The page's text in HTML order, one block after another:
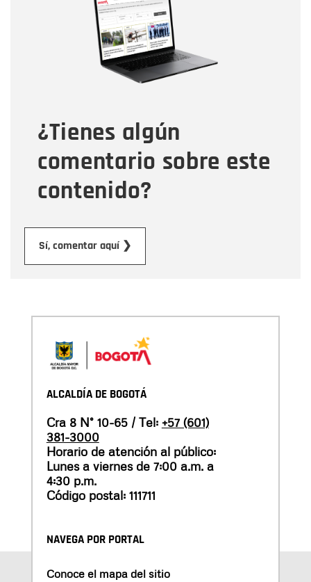
¿Tienes algún
comentario sobre este
contenido?
Sí, comentar aquí ❯
Correo electrónico
Tipo de comentario
Mensaje
ALCALDÍA DE BOGOTÁ
Cra 8 N° 10-65 / Tel: +57 (601)
381-3000
Horario de atención al público:
Lunes a viernes de 7:00 a.m. a
4:30 p.m.
Código postal: 111711
NAVEGA POR PORTAL
Conoce el mapa del sitio